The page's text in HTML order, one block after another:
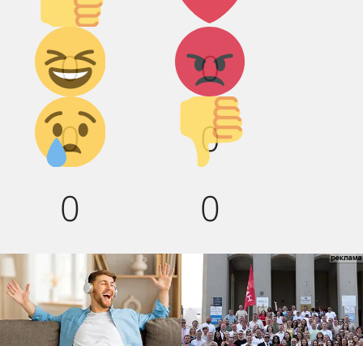
0 0
Дикий
смех!
0
Агрессия!
0
Грусть :(
0
Палец
вниз!
0